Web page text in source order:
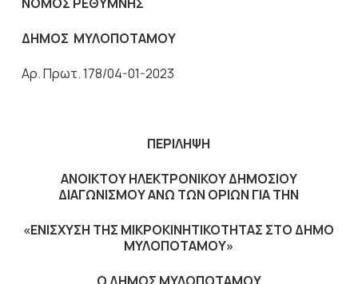
ΔΗΜΟΣ ΜΥΛΟΠΟΤΑΜΟΥ
Αρ. Πρωτ. 178/04-01-2023
ΠΕΡΙΛΗΨΗ
ΑΝΟΙΚΤΟΥ ΗΛΕΚΤΡΟΝΙΚΟΥ ΔΗΜΟΣΙΟΥ
ΔΙΑΓΩΝΙΣΜΟΥ ΑΝΩ ΤΩΝ ΟΡΙΩΝ ΓΙΑ ΤΗΝ
«ΕΝΙΣΧΥΣΗ ΤΗΣ ΜΙΚΡΟΚΙΝΗΤΙΚΟΤΗΤΑΣ ΣΤΟ ΔΗΜΟ
ΜΥΛΟΠΟΤΑΜΟΥ»